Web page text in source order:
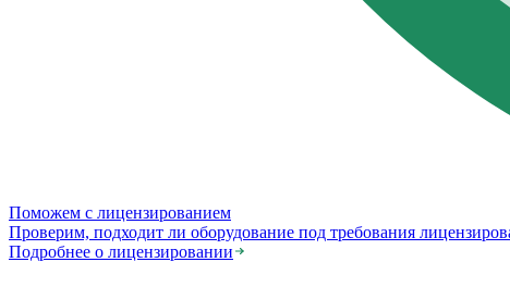
Поможем с лицензированием
Проверим, подходит ли оборудование под требования
Подробнее о лицензировании